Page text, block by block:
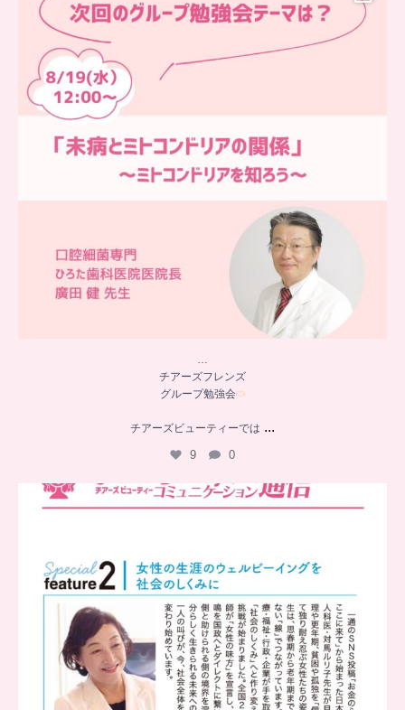
グループ勉強会
…
チアーズフレンズ
グループ勉強会
チアーズビューティーでは ...
9 0
..
8